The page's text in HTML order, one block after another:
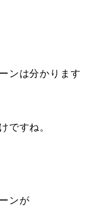
ンは分かります
ですね。
ンが